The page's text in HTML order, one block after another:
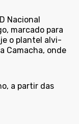
Nacional
marcado para
o plantel alvi-
Camacha, onde
a partir das